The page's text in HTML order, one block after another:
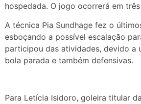
hospedada. O jogo ocorrerá em
A técnica Pia Sundhage fez o
esboçando a possível escalação
participou das atividades, devido a
bola parada e também defensivas.
Para Letícia Isidoro, goleira titular